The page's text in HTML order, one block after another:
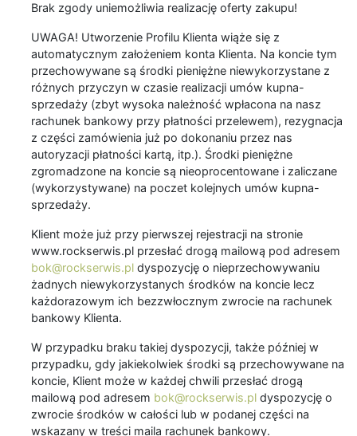
Brak zgody uniemożliwia realizację oferty zakupu!
UWAGA! Utworzenie Profilu Klienta wiąże się z
automatycznym założeniem konta Klienta. Na koncie tym
przechowywane są środki pieniężne niewykorzystane z
różnych przyczyn w czasie realizacji umów kupna-
sprzedaży (zbyt wysoka należność wpłacona na nasz
rachunek bankowy przy płatności przelewem), rezygnacja
z części zamówienia już po dokonaniu przez nas
autoryzacji płatności kartą, itp.). Środki pieniężne
zgromadzone na koncie są nieoprocentowane i zaliczane
(wykorzystywane) na poczet kolejnych umów kupna-
sprzedaży.
Klient może już przy pierwszej rejestracji na stronie
www.rockserwis.pl przesłać drogą mailową pod adresem
bok@rockserwis.pl dyspozycję o nieprzechowywaniu
żadnych niewykorzystanych środków na koncie lecz
każdorazowym ich bezzwłocznym zwrocie na rachunek
bankowy Klienta.
W przypadku braku takiej dyspozycji, także później w
przypadku, gdy jakiekolwiek środki są przechowywane na
koncie, Klient może w każdej chwili przesłać drogą
mailową pod adresem bok@rockserwis.pl dyspozycję o
zwrocie środków w całości lub w podanej części na
wskazany w treści maila rachunek bankowy.